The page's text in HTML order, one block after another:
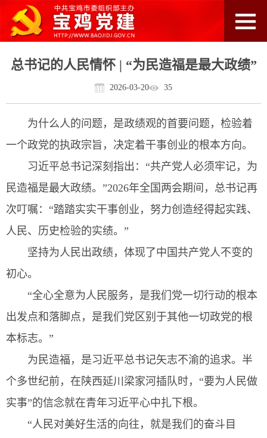
总书记的人民情怀 | “为民造福是最大政绩”
2026-03-20 35
为什么人的问题，是政绩观的首要问题，检验着
一个政党的执政宗旨，决定着干事创业的根本方向。
习近平总书记深刻指出：“共产党人必须牢记，为
民造福是最大政绩。”2026年全国两会期间，总书记再
次叮嘱：“踏踏实实干事创业，努力创造经得起实践、
人民、历史检验的实绩。”
坚持为人民出政绩，体现了中国共产党人不变的
初心。
“全心全意为人民服务，是我们党一切行动的根本
出发点和落脚点，是我们党区别于其他一切政党的根
本标志。”
为民造福，是习近平总书记矢志不渝的追求。半
个多世纪前，在陕西延川梁家河插队时，“要为人民做
实事”的信念就在青年习近平心中扎下根。
“人民对美好生活的向往，就是我们的奋斗目